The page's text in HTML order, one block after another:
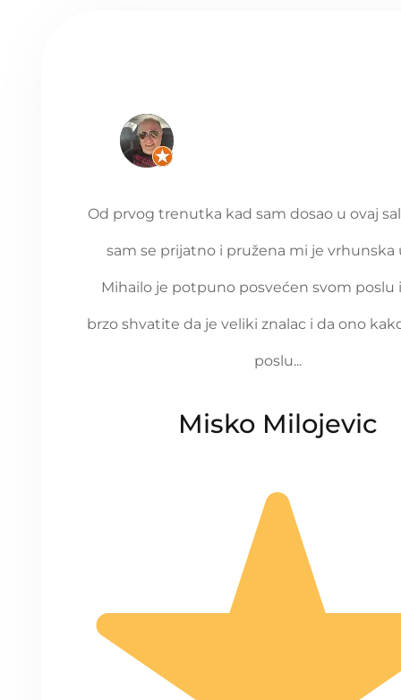
Od prvog trenutka kad sam dosao u ovaj
sam se prijatno i pružena mi je vrhunska
Mihailo je potpuno posvećen svom poslu
brzo shvatite da je veliki znalac i da ono
poslu...
Misko Milojevic